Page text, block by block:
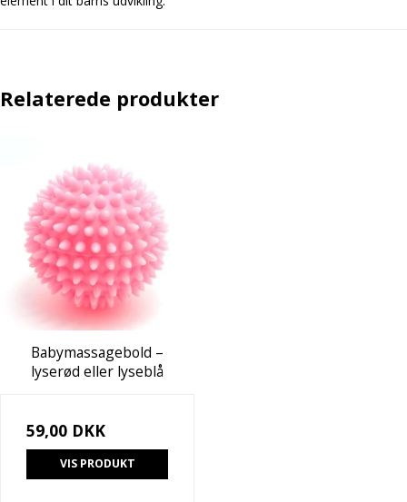
Relaterede produkter
Babymassagebold –
lyserød eller lyseblå
59,00 DKK
VIS PRODUKT